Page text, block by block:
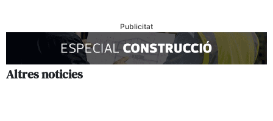
Publicitat
Altres noticies